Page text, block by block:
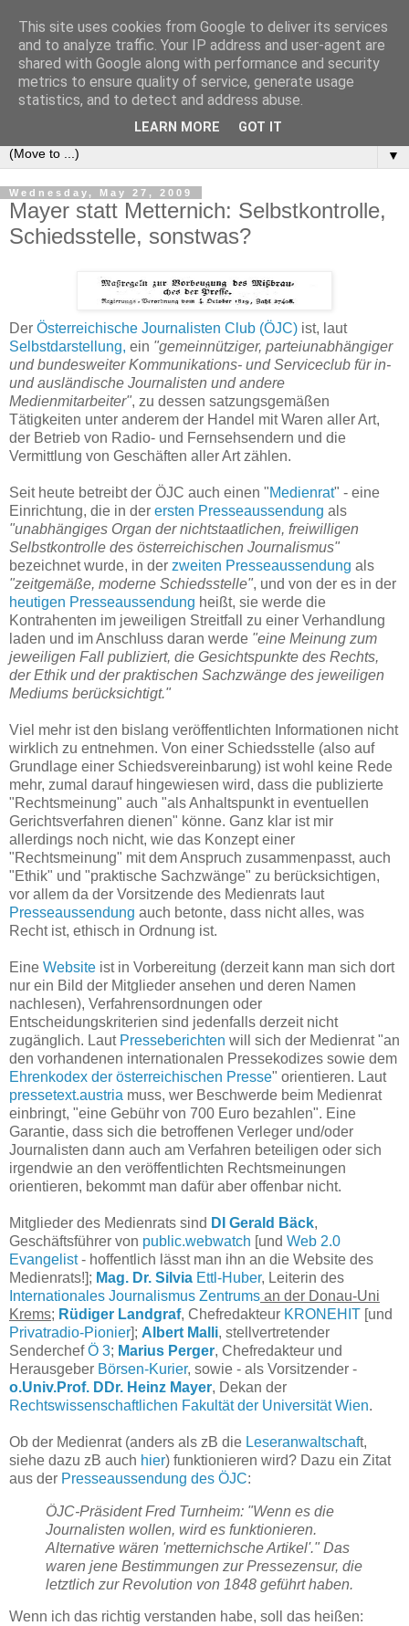
e-comm
Blog zum österreichischen und europäischen Recht der
elektronischen Kommunikationsnetze und -dienste
▼
Wednesday, May 27, 2009
Mayer statt Metternich: Selbstkontrolle,
Schiedsstelle, sonstwas?
Der Österreichische Journalisten Club (ÖJC) ist, laut
Selbstdarstellung, ein "gemeinnütziger, parteiunabhängiger
und bundesweiter Kommunikations- und Serviceclub für in-
und ausländische Journalisten und andere
Medienmitarbeiter", zu dessen satzungsgemäßen
Tätigkeiten unter anderem der Handel mit Waren aller Art,
der Betrieb von Radio- und Fernsehsendern und die
Vermittlung von Geschäften aller Art zählen.
Seit heute betreibt der ÖJC auch einen "Medienrat" - eine
Einrichtung, die in der ersten Presseaussendung als
"unabhängiges Organ der nichtstaatlichen, freiwilligen
Selbstkontrolle des österreichischen Journalismus"
bezeichnet wurde, in der zweiten Presseaussendung als
"zeitgemäße, moderne Schiedsstelle", und von der es in der
heutigen Presseaussendung heißt, sie werde die
Kontrahenten im jeweiligen Streitfall zu einer Verhandlung
laden und im Anschluss daran werde "eine Meinung zum
jeweiligen Fall publiziert, die Gesichtspunkte des Rechts,
der Ethik und der praktischen Sachzwänge des jeweiligen
Mediums berücksichtigt."
Viel mehr ist den bislang veröffentlichten Informationen nicht
wirklich zu entnehmen. Von einer Schiedsstelle (also auf
Grundlage einer Schiedsvereinbarung) ist wohl keine Rede
mehr, zumal darauf hingewiesen wird, dass die publizierte
"Rechtsmeinung" auch "als Anhaltspunkt in eventuellen
Gerichtsverfahren dienen" könne. Ganz klar ist mir
allerdings noch nicht, wie das Konzept einer
"Rechtsmeinung" mit dem Anspruch zusammenpasst, auch
"Ethik" und "praktische Sachzwänge" zu berücksichtigen,
vor allem da der Vorsitzende des Medienrats laut
Presseaussendung auch betonte, dass nicht alles, was
Recht ist, ethisch in Ordnung ist.
Eine Website ist in Vorbereitung (derzeit kann man sich dort
nur ein Bild der Mitglieder ansehen und deren Namen
nachlesen), Verfahrensordnungen oder
Entscheidungskriterien sind jedenfalls derzeit nicht
zugänglich. Laut Presseberichten will sich der Medienrat "an
den vorhandenen internationalen Pressekodizes sowie dem
Ehrenkodex der österreichischen Presse" orientieren. Laut
pressetext.austria muss, wer Beschwerde beim Medienrat
einbringt, "eine Gebühr von 700 Euro bezahlen". Eine
Garantie, dass sich die betroffenen Verleger und/oder
Journalisten dann auch am Verfahren beteiligen oder sich
irgendwie an den veröffentlichten Rechtsmeinungen
orientieren, bekommt man dafür aber offenbar nicht.
Mitglieder des Medienrats sind DI Gerald Bäck,
Geschäftsführer von public.webwatch [und Web 2.0
Evangelist- hoffentlich lässt man ihn an die Website des
Medienrats!]; Mag. Dr. Silvia Ettl-Huber, Leiterin des
Internationales Journalismus Zentrums an der Donau-Uni
Krems; Rüdiger Landgraf, Chefredakteur KRONEHIT [und
Privatradio-Pionier]; Albert Malli, stellvertretender
SenderchefÖ 3; Marius Perger, Chefredakteur und
Herausgeber Börsen-Kurier, sowie - als Vorsitzender -
o.Univ.Prof. DDr. Heinz Mayer, Dekan der
Rechtswissenschaftlichen Fakultät der Universität Wien.
Ob der Medienrat (anders als zB die Leseranwaltschaft,
siehe dazu zB auch hier) funktionieren wird? Dazu ein Zitat
aus der Presseaussendung des ÖJC:
ÖJC-Präsident Fred Turnheim: "Wenn es die
Journalisten wollen, wird es funktionieren.
Alternative wären 'metternichsche Artikel'." Das
waren jene Bestimmungen zur Pressezensur, die
letztlich zur Revolution von 1848 geführt haben.
Wenn ich das richtig verstanden habe, soll das heißen:
This site uses cookies from Google to deliver its services
and to analyze traffic. Your IP address and user-agent are
shared with Google along with performance and security
metrics to ensure quality of service, generate usage
statistics, and to detect and address abuse.
LEARN MORE GOT IT